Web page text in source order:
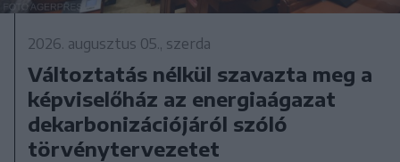
2026. augusztus 05., szerda
Változtatás nélkül szavazta meg a
képviselőház az energiaágazat
dekarbonizációjáról szóló
törvénytervezetet